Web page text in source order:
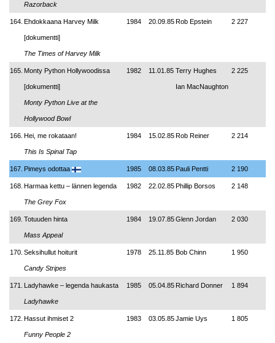
Razorback
164. Ehdokkaana Harvey Milk
[dokumentti]
The Times of Harvey Milk
1984 20.09.85Rob Epstein 2 227
165. Monty Python Hollywoodissa
[dokumentti]
Monty Python Live at the
Hollywood Bowl
1982 11.01.85 Terry Hughes
Ian MacNaughton
2 225
166. Hei, me rokataan!
This Is Spinal Tap
1984 15.02.85Rob Reiner 2 214
167. Pimeys odottaa 1985 08.03.85 Pauli Pentti 2 190
168. Harmaa kettu – lännen legenda
The Grey Fox
1982 22.02.85Phillip Borsos 2 148
169. Totuuden hinta
Mass Appeal
1984 19.07.85Glenn Jordan 2 030
170. Seksihullut hoiturit
Candy Stripes
1978 25.11.85 Bob Chinn 1 950
171. Ladyhawke – legenda haukasta
Ladyhawke
1985 05.04.85 Richard Donner 1 894
172. Hassut ihmiset 2
Funny People 2
1983 03.05.85Jamie Uys 1 805